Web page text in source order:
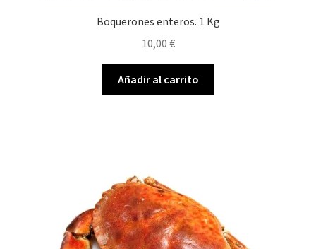
Boquerones enteros. 1 Kg
10,00 €
Añadir al carrito